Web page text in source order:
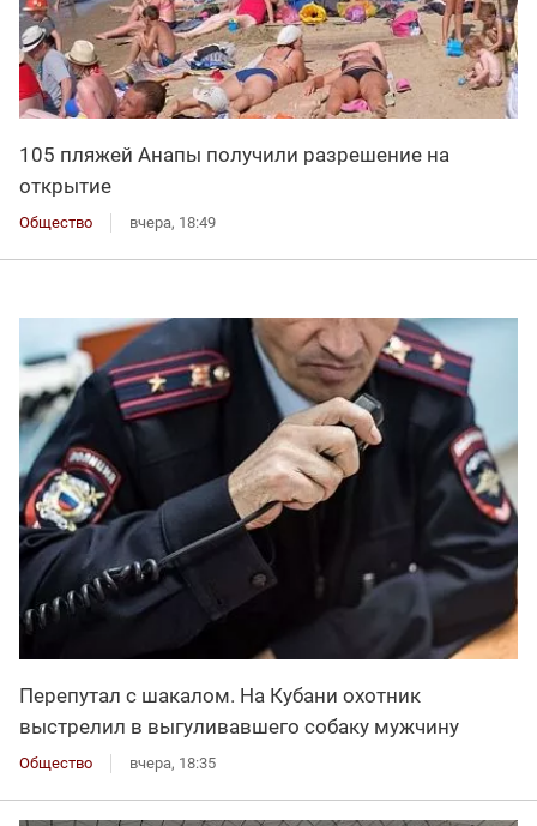
105 пляжей Анапы получили разрешение на
открытие
Общество вчера, 18:49
Перепутал с шакалом. На Кубани охотник
выстрелил в выгуливавшего собаку мужчину
Общество вчера, 18:35